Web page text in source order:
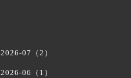
2026-07（2）
2026-06（1）